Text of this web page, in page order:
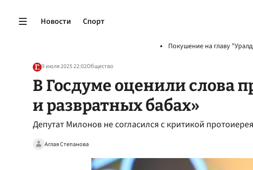
Новости Спорт
Покушение на главу
9 июля 2025 22:02Общество
В Госдуме оценили слова
и развратных бабах»
Депутат Милонов не согласился с критикой
Аглая Степанова